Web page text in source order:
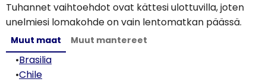
Tuhannet vaihtoehdot ovat kättesi ulottuvilla, joten
unelmiesi lomakohde on vain lentomatkan päässä.
Muut maat Muut mantereet
•Brasilia
•Chile